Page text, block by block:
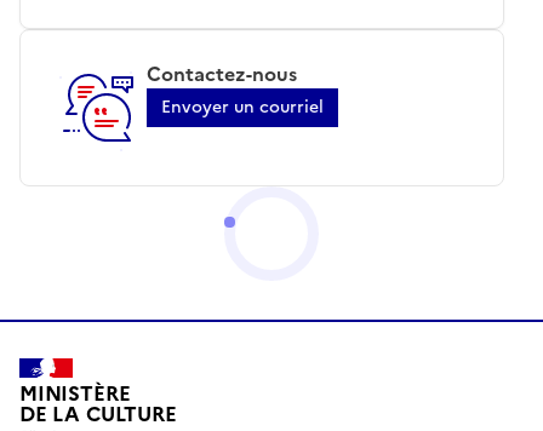
Contactez-nous
Envoyer un courriel
MINISTÈRE
DE LA CULTURE